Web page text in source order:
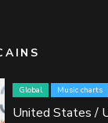
Global Music charts
United States /